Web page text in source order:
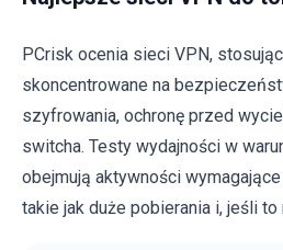
PCrisk ocenia sieci VPN,
skoncentrowane na
szyfrowania, ochronę przed
switcha. Testy wydajności w
obejmują aktywności
takie jak duże pobierania i, jeśli